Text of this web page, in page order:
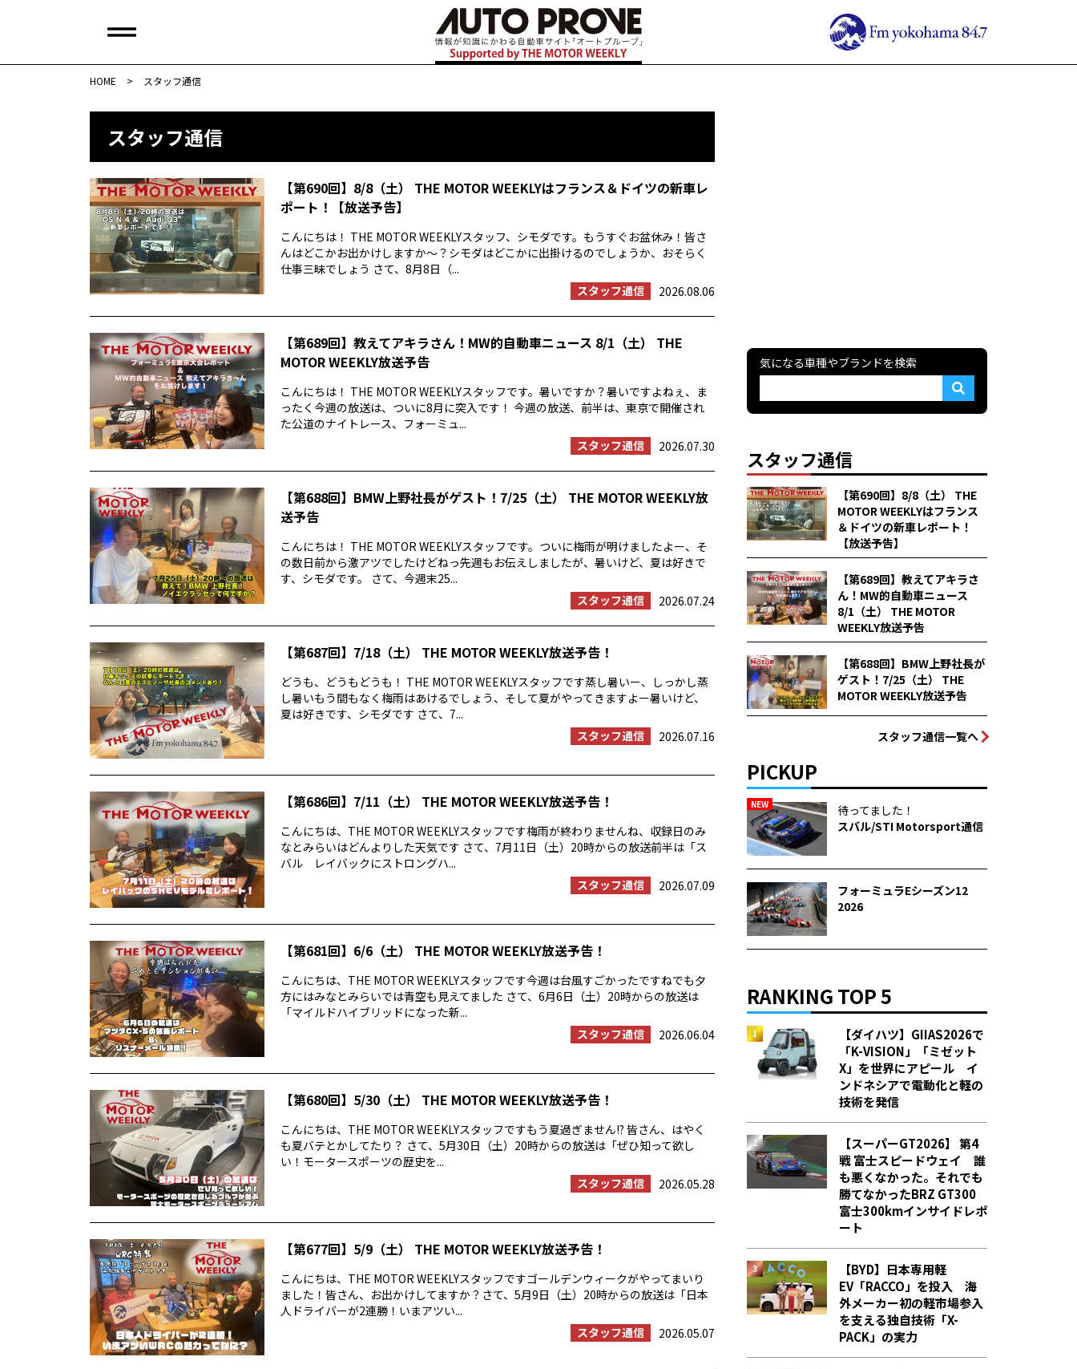
HOME > スタッフ通信
スタッフ通信
【第690回】8/8（土） THE MOTOR WEEKLYはフランス＆ドイツの新車レ
ポート！【放送予告】
こんにちは！ THE MOTOR WEEKLYスタッフ、シモダです。もうすぐお盆休み！皆さ
んはどこかお出かけしますか〜？シモダはどこかに出掛けるのでしょうか、おそらく
仕事三昧でしょう さて、8月8日（...
スタッフ通信
2026.08.06
【第689回】教えてアキラさん！MW的自動車ニュース 8/1（土） THE
MOTOR WEEKLY放送予告
こんにちは！ THE MOTOR WEEKLYスタッフです。暑いですか？暑いですよねぇ、ま
ったく今週の放送は、ついに8月に突入です！ 今週の放送、前半は、東京で開催され
た公道のナイトレース、フォーミュ...
スタッフ通信
2026.07.30
【第688回】BMW上野社長がゲスト！7/25（土） THE MOTOR WEEKLY放
送予告
こんにちは！ THE MOTOR WEEKLYスタッフです。ついに梅雨が明けましたよー、そ
の数日前から激アツでしたけどねっ先週もお伝えしましたが、暑いけど、夏は好きで
す、シモダです。 さて、今週末25...
スタッフ通信
2026.07.24
【第687回】7/18（土） THE MOTOR WEEKLY放送予告！
どうも、どうもどうも！ THE MOTOR WEEKLYスタッフです蒸し暑いー、しっかし蒸
し暑いもう間もなく梅雨はあけるでしょう、そして夏がやってきますよー暑いけど、
夏は好きです、シモダです さて、7...
スタッフ通信
2026.07.16
【第686回】7/11（土） THE MOTOR WEEKLY放送予告！
こんにちは、THE MOTOR WEEKLYスタッフです梅雨が終わりませんね、収録日のみ
なとみらいはどんよりした天気です さて、7月11日（土）20時からの放送前半は「ス
バル レイバックにストロングハ...
スタッフ通信
2026.07.09
【第681回】6/6（土） THE MOTOR WEEKLY放送予告！
こんにちは、THE MOTOR WEEKLYスタッフです今週は台風すごかったですねでも夕
方にはみなとみらいでは青空も見えてました さて、6月6日（土）20時からの放送は
「マイルドハイブリッドになった新...
スタッフ通信
2026.06.04
【第680回】5/30（土） THE MOTOR WEEKLY放送予告！
こんにちは、THE MOTOR WEEKLYスタッフですもう夏過ぎません!? 皆さん、はやく
も夏バテとかしてたり？ さて、5月30日（土）20時からの放送は「ぜひ知って欲し
い！モータースポーツの歴史を...
スタッフ通信
2026.05.28
【第677回】5/9（土） THE MOTOR WEEKLY放送予告！
こんにちは、THE MOTOR WEEKLYスタッフですゴールデンウィークがやってまいり
ました！皆さん、お出かけしてますか？さて、5月9日（土）20時からの放送は「日本
人ドライバーが2連勝！いまアツい...
スタッフ通信
2026.05.07
気になる車種やブランドを検索
スタッフ通信
【第690回】8/8（土） THE
MOTOR WEEKLYはフランス
＆ドイツの新車レポート！
【放送予告】
【第689回】教えてアキラさ
ん！MW的自動車ニュース
8/1（土） THE MOTOR
WEEKLY放送予告
【第688回】BMW上野社長が
ゲスト！7/25（土） THE
MOTOR WEEKLY放送予告
スタッフ通信一覧へ
PICKUP
NEW
待ってました！
スバル/STI Motorsport通信
フォーミュラEシーズン12
2026
RANKING TOP 5
【ダイハツ】GIIAS2026で
「K-VISION」「ミゼット
X」を世界にアピール イ
ンドネシアで電動化と軽の
技術を発信
【スーパーGT2026】 第4
戦 富士スピードウェイ 誰
も悪くなかった。それでも
勝てなかった――BRZ GT300
富士300kmインサイドレポ
ート
【BYD】日本専用軽
EV「RACCO」を投入 海
外メーカー初の軽市場参入
を支える独自技術「X-
PACK」の実力